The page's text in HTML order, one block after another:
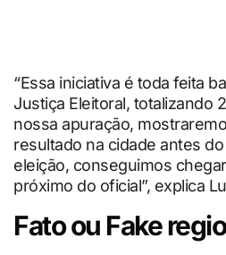
“Essa iniciativa é toda feita
Justiça Eleitoral, totalizando
nossa apuração,
resultado na cidade antes
eleição, conseguimos
próximo do oficial”, explica
Fato ou Fake